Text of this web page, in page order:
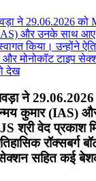
ने
कुमार (IAS)
श्री वेद प्रकाश
रॉक्सबर्ग
सहित कई